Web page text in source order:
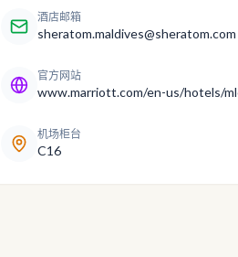
酒店邮箱
sheratom.maldives@sheratom.com
官方网站
机场柜台
C16